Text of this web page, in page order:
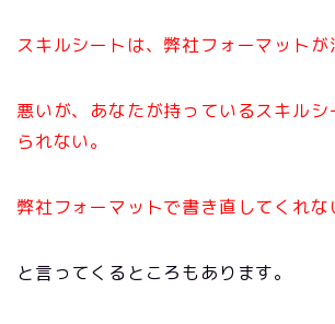
スキルシートは、弊社フォーマットが
悪いが、あなたが持っているスキルシ
られない。
弊社フォーマットで書き直してくれな
と言ってくるところもあります。